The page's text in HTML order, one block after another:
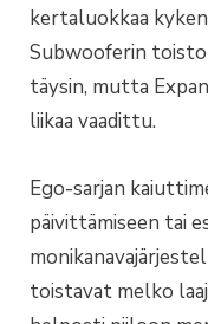
kertaluokkaa
Subwooferin
täysin, mutta
liikaa vaadittu.
Ego-sarjan
päivittämiseen tai
toistavat melko